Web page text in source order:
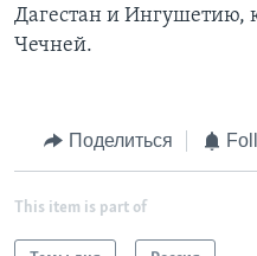
Дагестан и Ингушетию,
Чечней.
Поделиться
This item is part of